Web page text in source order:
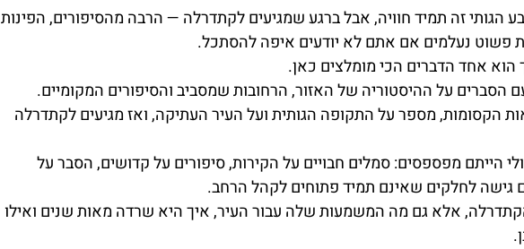
הגותי זה תמיד חוויה, אבל ברגע שמגיעים לקתדרלה — הרבה מהסיפורים, הפינות
פשוט נעלמים אם אתם לא יודעים איפה להסתכל.
הוא אחד הדברים הכי מומלצים כאן.
הסברים על ההיסטוריה של האזור, הרחובות שמסביב והסיפורים המקומיים.
הקסומות, מספר על התקופה הגותית ועל העיר העתיקה, ואז מגיעים לקתדרלה
הייתם מפספסים: סמלים חבויים על הקירות, סיפורים על קדושים, הסבר על
גישה לחלקים שאינם תמיד פתוחים לקהל הרחב.
אלא גם מה המשמעות שלה עבור העיר, איך היא שרדה מאות שנים ואילו